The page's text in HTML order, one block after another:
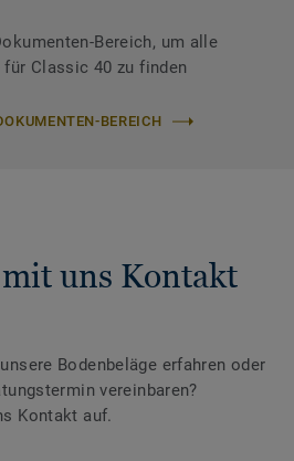
Bereich, um alle
Classic 40 zu finden
BEREICH
uns Kontakt
Bodenbeläge erfahren oder
vereinbaren?
Kontakt auf.